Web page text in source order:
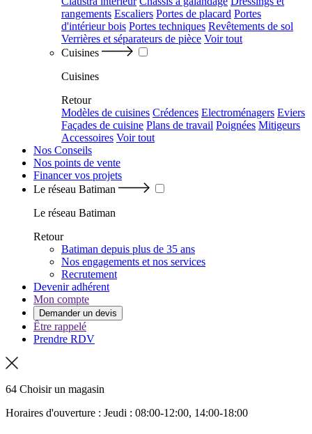
rangements Escaliers Portes de placard Portes
d'intérieur bois Portes techniques Revêtements de sol
Verrières et séparateurs de pièce Voir tout
Cuisines
Cuisines
Retour
Modèles de cuisines Crédences Electroménagers Eviers
Façades de cuisine Plans de travail Poignées Mitigeurs
Accessoires Voir tout
Nos Conseils
Nos points de vente
Financer vos projets
Le réseau Batiman
Le réseau Batiman
Retour
Batiman depuis plus de 35 ans
Nos engagements et nos services
Recrutement
Devenir adhérent
Mon compte
Demander un devis
Être rappelé
Prendre RDV
64 Choisir un magasin
Horaires d'ouverture : Jeudi : 08:00-12:00, 14:00-18:00